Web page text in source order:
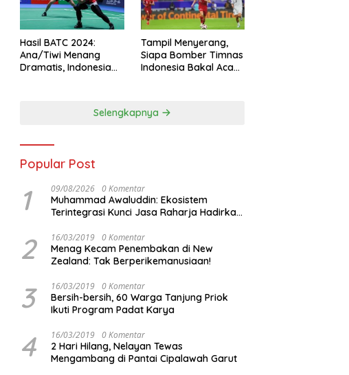
Hasil BATC 2024:
Ana/Tiwi Menang
Dramatis, Indonesia
Tampil Menyerang,
Siapa Bomber Timnas
Indonesia Bakal Acak-
Selengkapnya
Popular Post
1 09/08/2026 0 Komentar
Muhammad Awaluddin: Ekosistem
Terintegrasi Kunci Jasa Raharja Hadirkan
2 16/03/2019 0 Komentar
Menag Kecam Penembakan di New
Zealand: Tak Berperikemanusiaan!
3 16/03/2019 0 Komentar
Bersih-bersih, 60 Warga Tanjung Priok
Ikuti Program Padat Karya
4 16/03/2019 0 Komentar
2 Hari Hilang, Nelayan Tewas
Mengambang di Pantai Cipalawah Garut